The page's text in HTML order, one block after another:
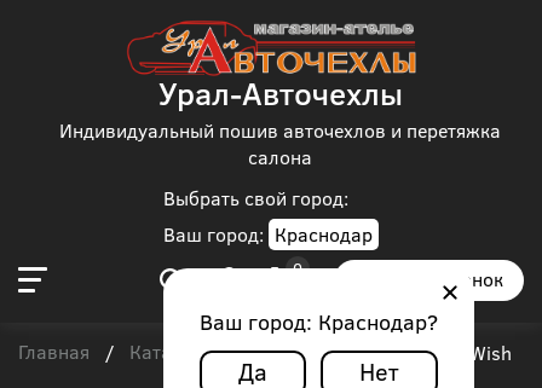
Выбрать свой город:
Ваш город: Краснодар
Ваш город: Краснодар?
Да Нет
Урал-Авточехлы
Индивидуальный пошив авточехлов и перетяжка
салона
Заказать звонок
Главная / Каталог чехлов / Toyota / Toyota Wish